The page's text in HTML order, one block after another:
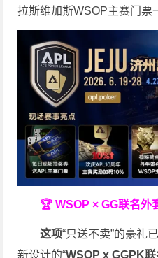
拉斯维加斯WSOP主赛门票
🏆 WSOP × GG联名外
这项“只送不卖”的豪礼
新设计的“WSOP x GGPK